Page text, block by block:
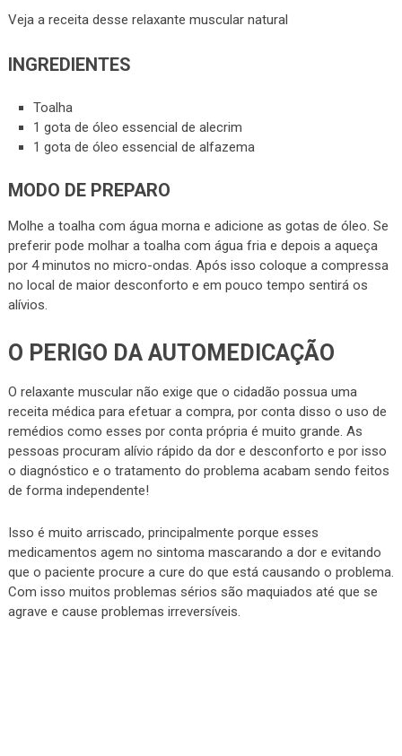
Veja a receita desse relaxante muscular natural
INGREDIENTES
Toalha
1 gota de óleo essencial de alecrim
1 gota de óleo essencial de alfazema
MODO DE PREPARO
Molhe a toalha com água morna e adicione as gotas de óleo. Se
preferir pode molhar a toalha com água fria e depois a aqueça
por 4 minutos no micro-ondas. Após isso coloque a compressa
no local de maior desconforto e em pouco tempo sentirá os
alívios.
O PERIGO DA AUTOMEDICAÇÃO
O relaxante muscular não exige que o cidadão possua uma
receita médica para efetuar a compra, por conta disso o uso de
remédios como esses por conta própria é muito grande. As
pessoas procuram alívio rápido da dor e desconforto e por isso
o diagnóstico e o tratamento do problema acabam sendo feitos
de forma independente!
Isso é muito arriscado, principalmente porque esses
medicamentos agem no sintoma mascarando a dor e evitando
que o paciente procure a cure do que está causando o problema.
Com isso muitos problemas sérios são maquiados até que se
agrave e cause problemas irreversíveis.